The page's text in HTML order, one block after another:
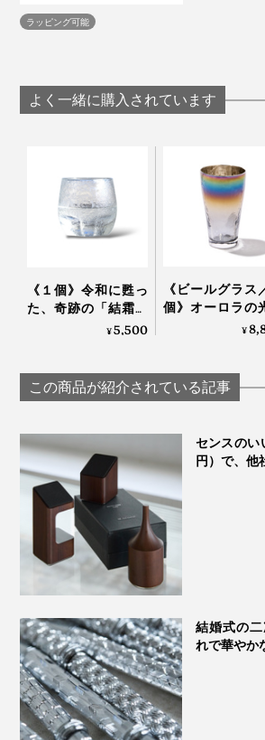
つまり1秒間に4万回もの速さの振動
グラス内のビールに振動を加えて泡
だから、“おかわり泡”は何度でもOK
難しい3度注ぎの技は必要ありませ
ー」を使えばボタンを押すだけ！
ぜひ、お試しください。
ビール好きなパートナーや友人、仕
もちろんのこと、「父の日」への贈
いつもの斜め上いく晩酌を、トロ泡
ください。
さしさ（笑）」と言っていましたが
そう、缶ビールを注ぎ分ける時だっ
オフィスでの新年会や忘年会、友人
まる場でも「トロ泡サーバー」はい
はずです。
につけたりしないでください。
取ってから使用してください。
してから使用してください。
溶剤や強力な洗剤の使用、食器
の使用、煮沸をしないでください。
電子レンジを使用しないでください
缶ビールをセットしたまま振る
置はしないでください。冷蔵庫
でください。
乾電池は付属していません。
ハンドル上部のツマミを両側から押
す。取り付ける時は上からカチッとは
ラッピング可能
よく一緒に購入されています
《１個》令和に甦っ
た、奇跡の「結霜グ
ラス」｜結霜月華
¥5,500
《ビールグラス
個》オーロラの
で眼福を、まろ
ン」コーティン
ラス｜PROGRESS
¥
この商品が紹介されている記事
センスの
円）で、他
結婚式の
れで華やか